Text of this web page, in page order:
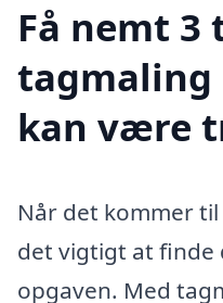
Få nemt 3
tagmaling
kan være
Når det kommer
det vigtigt at
opgaven. Med